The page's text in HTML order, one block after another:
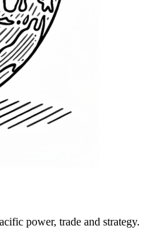
power, trade and strategy.